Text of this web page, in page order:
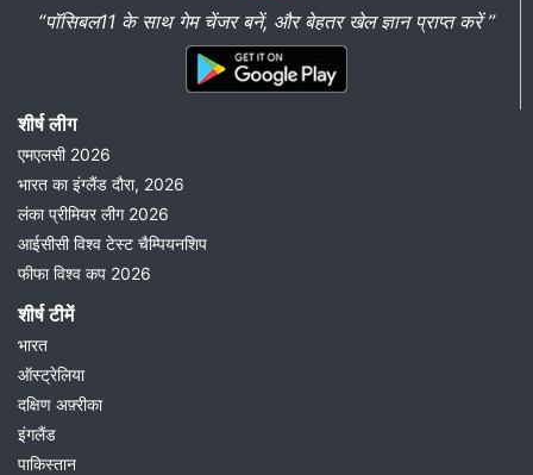
“पॉसिबल11 के साथ गेम चेंजर बनें, और बेहतर खेल ज्ञान प्राप्त करें ”
शीर्ष लीग
एमएलसी 2026
भारत का इंग्लैंड दौरा, 2026
लंका प्रीमियर लीग 2026
आईसीसी विश्व टेस्ट चैम्पियनशिप
फीफा विश्व कप 2026
शीर्ष टीमें
भारत
ऑस्ट्रेलिया
दक्षिण अफ़्रीका
इंगलैंड
पाकिस्तान